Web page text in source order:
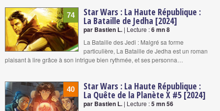
74 Star Wars : La Haute République :
La Bataille de Jedha [2024]
par Bastien L. | Lecture :6 mn 8
La Bataille des Jedi : Malgré sa forme
particulière, La Bataille de Jedha est un roman
plaisant à lire grâce à son intrigue bien rythmée, et ses personna…
40 Star Wars : La Haute République :
La Quête de la Planète X #5 [2024]
par Bastien L. | Lecture :5 mn 56